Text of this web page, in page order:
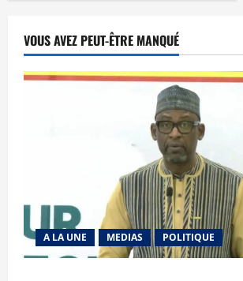
VOUS AVEZ PEUT-ÊTRE MANQUÉ
A LA UNE MEDIAS POLITIQUE